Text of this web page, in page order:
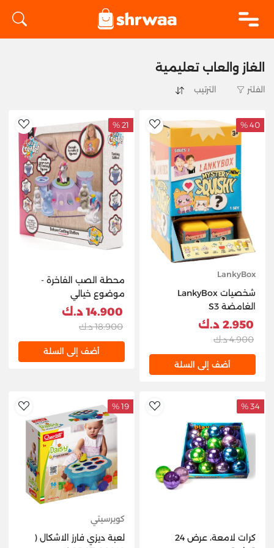
الغاز والعاب تعليمية
الفلتر
AddToWishlist
40 %
LankyBox
شخصيات LankyBox
الغامضة S3
2.950 د.ك
4.900 د.ك
أضف إلى السلة
21 %
محطة الصب الفاخرة -
موضوع خيالي
14.900 د.ك
18.900 د.ك
أضف إلى السلة
AddToWishlist
34 %
كرات لامعة، عرض 24
19 %
كويرسيتي
لعبة ديزي فارز الاشكال (